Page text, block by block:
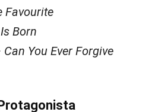
Favourite
Born
You Ever Forgive